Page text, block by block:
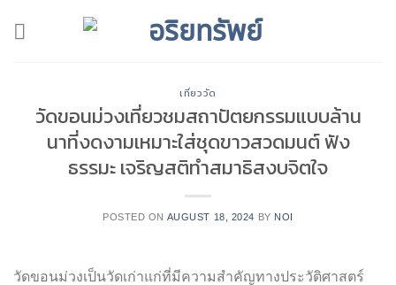
เที่ยววัด
วัดขอนม่วงเที่ยวชมสถาปัตยกรรมแบบล้าน
นาที่งดงามเหมาะใส่ชุดขาวสวดมนต์ ฟัง
ธรรมะ เจริญสติทำสมาธิสงบจิตใจ
POSTED ON AUGUST 18, 2024 BY NOI
วัดขอนม่วงเป็นวัดเก่าแก่ที่มีความสำคัญทางประวัติศาสตร์